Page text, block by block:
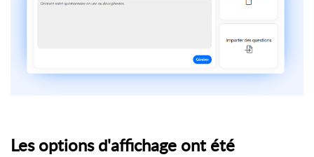
Les options d'affichage ont été